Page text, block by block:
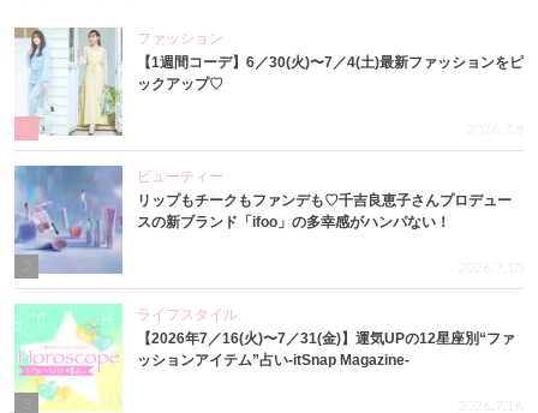
ファッション
【1週間コーデ】6／30(火)〜7／4(土)最新ファッションをピ
ックアップ♡
2026.7.8
ビューティー
リップもチークもファンデも♡千吉良恵子さんプロデュー
スの新ブランド「ifoo」の多幸感がハンパない！
2026.7.10
3
ライフスタイル
【2026年7／16(火)〜7／31(金)】運気UPの12星座別“ファ
ッションアイテム”占い-itSnap Magazine-
2026.7.16